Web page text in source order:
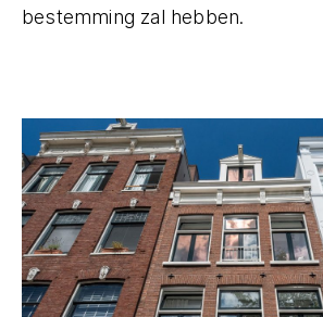
bestemming zal hebben.